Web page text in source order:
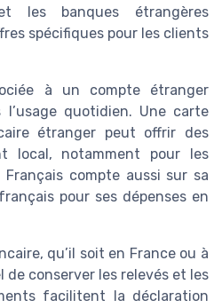
les banques étrangères
spécifiques pour les clients
à un compte étranger
l’usage quotidien. Une carte
étranger peut offrir des
local, notamment pour les
compte aussi sur sa
pour ses dépenses en
qu’il soit en France ou à
de conserver les relevés et les
facilitent la déclaration